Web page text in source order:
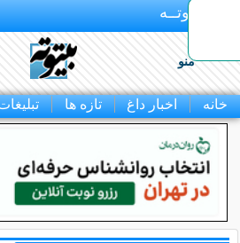
بـیتوتــه
منو
خانه اخبار داغ تازه ها